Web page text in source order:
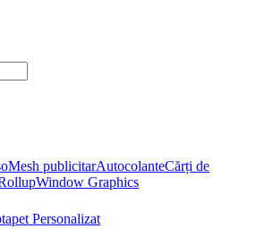
Mesh publicitarAutocolanteCărți de
Window Graphics
Personalizat